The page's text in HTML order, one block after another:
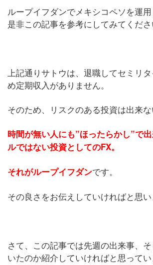
ループイフダンでメキシコペソを運
是非この記事を参考にしてみてくださ
上記通りサトウは、退職してセミリ
め定期収入がありません。
そのため、リスクのある投資は出来な
時間が無い人にも”ほったらかし”で
ルではない投資としてのFX。
それがループイフダンです。
その良さをお伝えしていければと思
さて、この記事では先週の出来事、
いたのか紹介していければと思って